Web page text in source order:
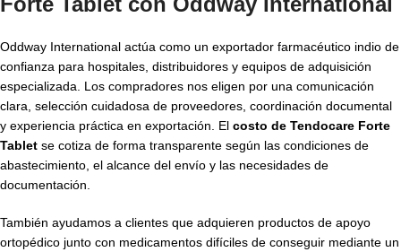
Oddway International actúa como un exportador farmacéutico indio de
confianza para hospitales, distribuidores y equipos de adquisición
especializada. Los compradores nos eligen por una comunicación
clara, selección cuidadosa de proveedores, coordinación documental
y experiencia práctica en exportación. El costo de Tendocare Forte
Tablet se cotiza de forma transparente según las condiciones de
abastecimiento, el alcance del envío y las necesidades de
documentación.
También ayudamos a clientes que adquieren productos de apoyo
ortopédico junto con medicamentos difíciles de conseguir mediante un